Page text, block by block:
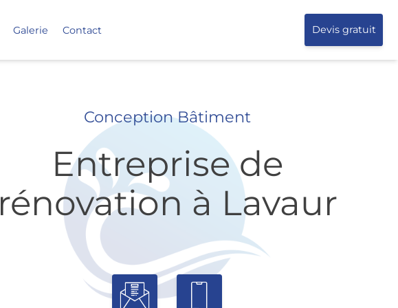
Galerie Contact Devis gratuit
Conception Bâtiment
Entreprise de
rénovation à Lavaur